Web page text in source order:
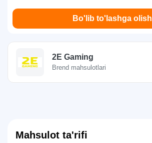
Bo'lib to'lashga olish
2E Gaming
Brend mahsulotlari
Mahsulot ta'rifi